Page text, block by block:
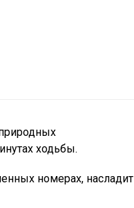
ходьбы.
номерах,